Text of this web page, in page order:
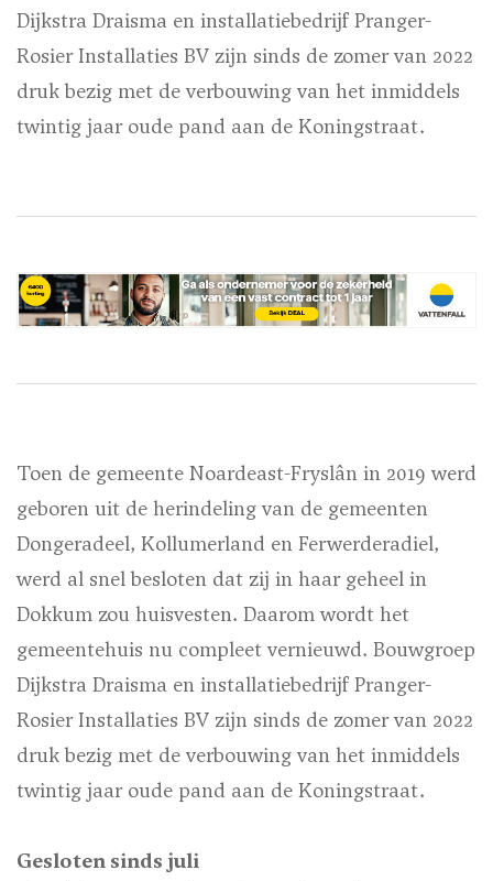
Dijkstra Draisma en installatiebedrijf Pranger-
Rosier Installaties BV zijn sinds de zomer van 2022
druk bezig met de verbouwing van het inmiddels
twintig jaar oude pand aan de Koningstraat.
Toen de gemeente Noardeast-Fryslân in 2019 werd
geboren uit de herindeling van de gemeenten
Dongeradeel, Kollumerland en Ferwerderadiel,
werd al snel besloten dat zij in haar geheel in
Dokkum zou huisvesten. Daarom wordt het
gemeentehuis nu compleet vernieuwd. Bouwgroep
Dijkstra Draisma en installatiebedrijf Pranger-
Rosier Installaties BV zijn sinds de zomer van 2022
druk bezig met de verbouwing van het inmiddels
twintig jaar oude pand aan de Koningstraat.
Gesloten sinds juli